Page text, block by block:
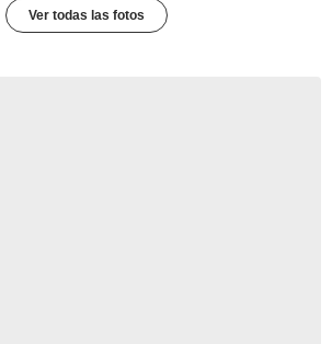
Ver todas las fotos